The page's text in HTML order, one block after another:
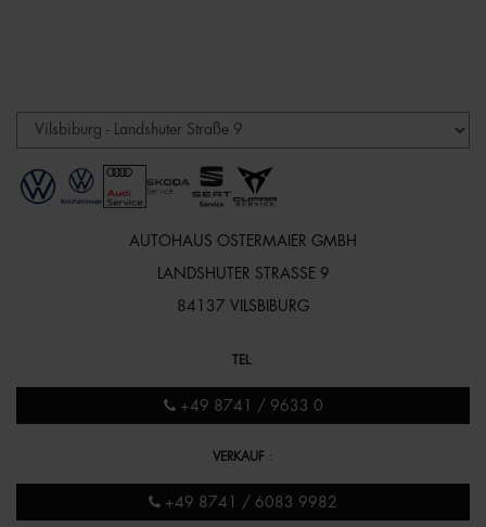
AUTOHAUS OSTERMAIER GMBH
LANDSHUTER STRASSE 9
84137 VILSBIBURG
TEL :
+49 8741 / 9633 0
VERKAUF :
+49 8741 / 6083 9982